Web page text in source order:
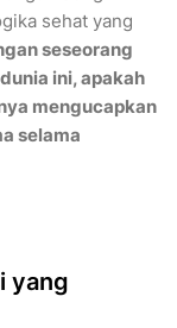
sehat yang
seseorang
ini, apakah
mengucapkan
selama
yang